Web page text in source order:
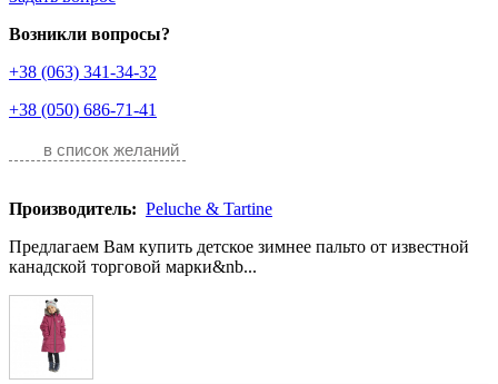
Возникли вопросы?
+38 (063) 341-34-32
+38 (050) 686-71-41
в список желаний
Производитель: Peluche & Tartine
Предлагаем Вам купить детское зимнее пальто от известной
канадской торговой марки&nb...